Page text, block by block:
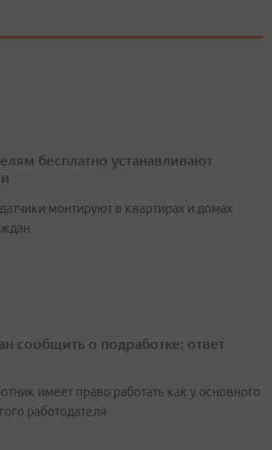
бесплатно устанавливают
монтируют в квартирах и домах
сообщить о подработке: ответ
имеет право работать как у основного
работодателя